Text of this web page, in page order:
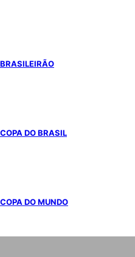
BRASILEIRÃO
COPA DO BRASIL
COPA DO MUNDO